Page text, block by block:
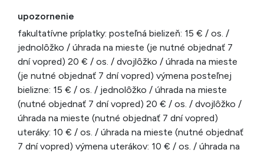
upozornenie
fakultatívne príplatky: posteľná bielizeň: 15 € / os. /
jednolôžko / úhrada na mieste (je nutné objednať 7
dní vopred) 20 € / os. / dvojlôžko / úhrada na mieste
(je nutné objednať 7 dní vopred) výmena posteľnej
bielizne: 15 € / os. / jednolôžko / úhrada na mieste
(nutné objednať 7 dní vopred) 20 € / os. / dvojlôžko /
úhrada na mieste (nutné objednať 7 dní vopred)
uteráky: 10 € / os. / úhrada na mieste (nutné objednať
7 dní vopred) výmena uterákov: 10 € / os. / úhrada na